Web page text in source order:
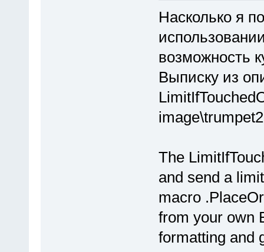
Насколько я
возможность
Выписку из
The
and send a
macro
from your own
formatting and